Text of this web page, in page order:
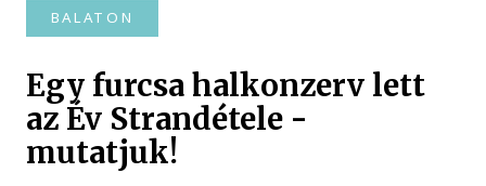
BALATON
Egy furcsa halkonzerv lett
az Év Strandétele -
mutatjuk!